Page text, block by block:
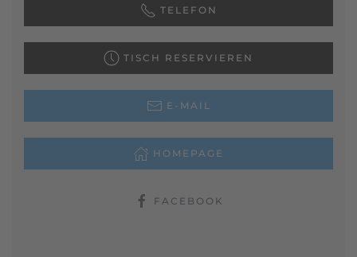
TELEFON
TISCH RESERVIEREN
E-MAIL
HOMEPAGE
FACEBOOK